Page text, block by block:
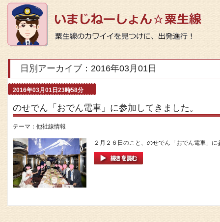
日別アーカイブ：2016年03月01日
2016年03月01日23時58分
のせでん「おでん電車」に参加してきました。
テーマ： 他社線情報
２月２６日のこと、のせでん「おでん電車」